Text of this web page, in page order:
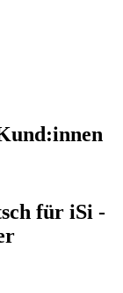
für iSi -